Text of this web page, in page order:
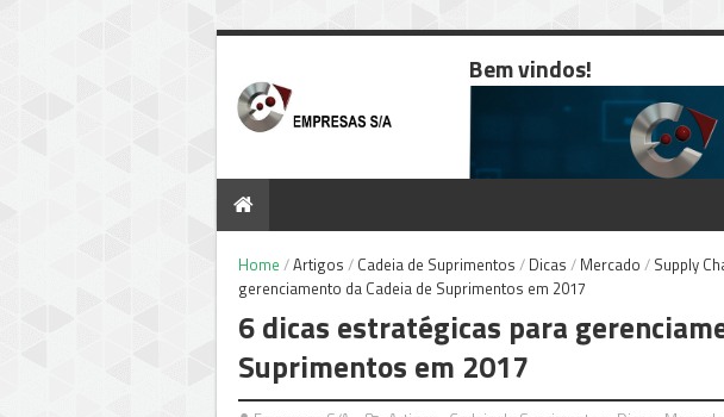
Bem vindos!
Home /Artigos / Cadeia de Suprimentos / Dicas / Mercado / Supply
gerenciamento da Cadeia de Suprimentos em 2017
6 dicas estratégicas para
Suprimentos em 2017